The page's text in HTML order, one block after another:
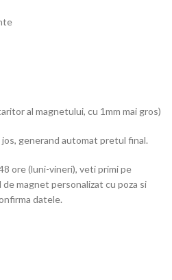
al magnetului, cu 1mm mai gros)
generand automat pretul final.
ore (luni-vineri), veti primi pe
magnet personalizat cu poza si
datele.